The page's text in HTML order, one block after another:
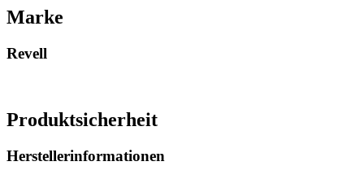
Marke
Revell
Produktsicherheit
Herstellerinformationen